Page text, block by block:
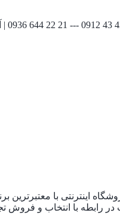
|
اینترنتی با
در رابطه با انتخاب و